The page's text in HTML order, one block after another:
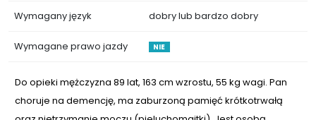
Wymagany język dobry lub bardzo dobry
Wymagane prawo jazdy NIE
Do opieki mężczyzna 89 lat, 163 cm wzrostu, 55 kg wagi. Pan
choruje na demencję, ma zaburzoną pamięć krótkotrwałą